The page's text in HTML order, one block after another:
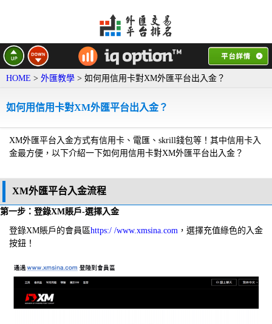
HOME > 外匯教學 > 如何用信用卡對XM外匯平台出入金？
如何用信用卡對XM外匯平台出入金？
XM外匯平台入金方式有信用卡、電匯、skrill錢包等！其中信用卡入
金最方便，以下介紹一下如何用信用卡對XM外匯平台出入金？
XM外匯平台入金流程
第一步：登錄XM賬戶-選擇入金
登錄XM賬戶的會員區https:/ /www.xmsina.com ，選擇充值綠色的入金
按鈕！